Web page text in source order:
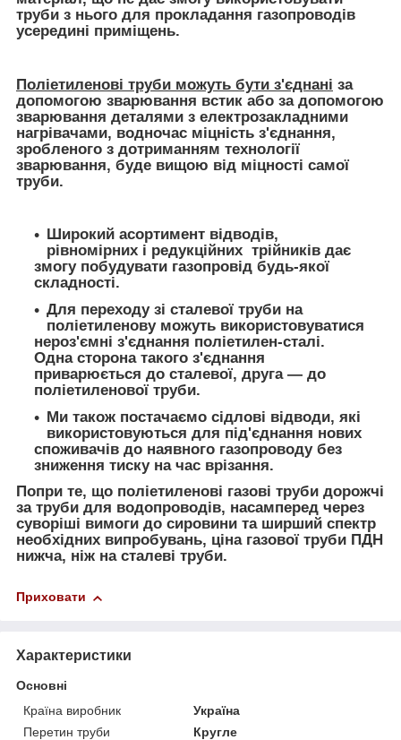
труби з нього для прокладання газопроводів
усередині приміщень.
Поліетиленові труби можуть бути з'єднані за
допомогою зварювання встик або за допомогою
зварювання деталями з електрозакладними
нагрівачами, водночас міцність з'єднання,
зробленого з дотриманням технології
зварювання, буде вищою від міцності самої
труби.
Широкий асортимент відводів,
рівномірних і редукційних трійників дає
змогу побудувати газопровід будь-якої
складності.
Для переходу зі сталевої труби на
поліетиленову можуть використовуватися
нероз'ємні з'єднання поліетилен-сталі.
Одна сторона такого з'єднання
приварюється до сталевої, друга — до
поліетиленової труби.
Ми також постачаємо сідлові відводи, які
використовуються для під'єднання нових
споживачів до наявного газопроводу без
зниження тиску на час врізання.
Попри те, що поліетиленові газові труби дорожчі
за труби для водопроводів, насамперед через
суворіші вимоги до сировини та ширший спектр
необхідних випробувань, ціна газової труби ПДН
нижча, ніж на сталеві труби.
Приховати
Характеристики
Основні
Країна виробник
Україна
Перетин труби
Кругле